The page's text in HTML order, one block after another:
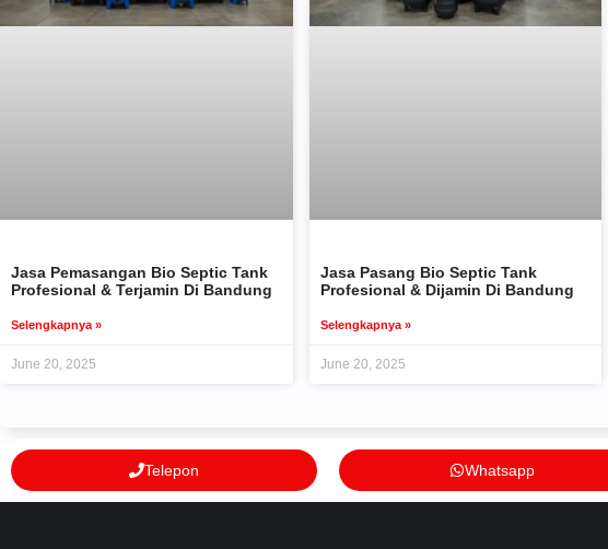
Jasa Pemasangan Bio Septic Tank
Profesional & Terjamin Di Bandung
Selengkapnya »
June 20, 2025
Jasa Pasang Bio Septic Tank
Profesional & Dijamin Di Bandung
Selengkapnya »
June 20, 2025
Telepon Whatsapp